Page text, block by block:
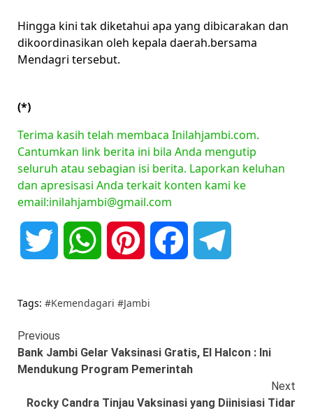
Hingga kini tak diketahui apa yang dibicarakan dan
dikoordinasikan oleh kepala daerah.bersama
Mendagri tersebut.
(*)
Terima kasih telah membaca Inilahjambi.com.
Cantumkan link berita ini bila Anda mengutip
seluruh atau sebagian isi berita. Laporkan keluhan
dan apresisasi Anda terkait konten kami ke
email:inilahjambi@gmail.com
Twitter WhatsAppPinterest Facebook
Tags: #Kemendagari #Jambi
Continue
Reading
Previous
Bank Jambi Gelar Vaksinasi Gratis, El Halcon : Ini
Mendukung Program Pemerintah
Next
Rocky Candra Tinjau Vaksinasi yang Diinisiasi Tidar